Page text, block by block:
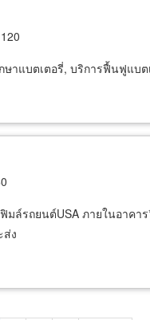
าแบตเตอรี่, บริการฟื้นฟูแบต
มล์รถยนต์USA ภายในอาคา
ง